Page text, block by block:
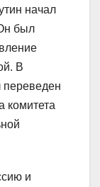
начал
был
В
переведен
комитета
и